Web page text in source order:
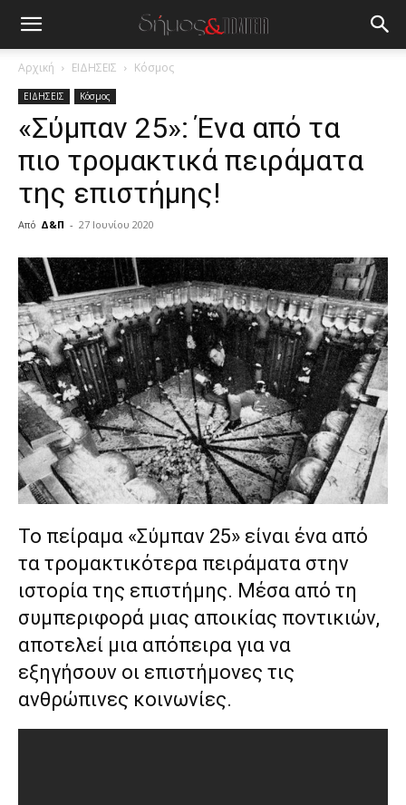
Αρχική ΕΙΔΗΣΕΙΣ Κόσμος
ΕΙΔΗΣΕΙΣ Κόσμος
«Σύμπαν 25»: Ένα από τα
πιο τρομακτικά πειράματα
της επιστήμης!
Από Δ&Π - 27 Ιουνίου 2020
blonde
lesbians
very
hot
cam
show.desi
xxx
brandi
lyons
teaches
you
the
meaning
of
pornhun
hd
Το πείραμα «Σύμπαν 25» είναι ένα από
τα τρομακτικότερα πειράματα στην
ιστορία της επιστήμης. Μέσα από τη
συμπεριφορά μιας αποικίας ποντικιών,
αποτελεί μια απόπειρα για να
εξηγήσουν οι επιστήμονες τις
ανθρώπινες κοινωνίες.